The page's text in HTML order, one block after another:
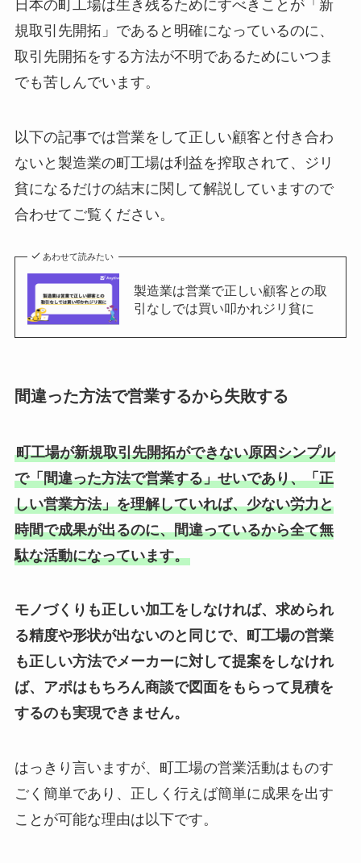
日本の町工場は生き残るためにすべきことが「新
規取引先開拓」であると明確になっているのに、
取引先開拓をする方法が不明であるためにいつま
でも苦しんでいます。
以下の記事では営業をして正しい顧客と付き合わ
ないと製造業の町工場は利益を搾取されて、ジリ
貧になるだけの結末に関して解説していますので
合わせてご覧ください。
あわせて読みたい
製造業は営業で正しい顧客との取
引なしでは買い叩かれジリ貧に
間違った方法で営業するから失敗する
町工場が新規取引先開拓ができない原因シンプル
で「間違った方法で営業する」せいであり、「正
しい営業方法」を理解していれば、少ない労力と
時間で成果が出るのに、間違っているから全て無
駄な活動になっています。
モノづくりも正しい加工をしなければ、求められ
る精度や形状が出ないのと同じで、町工場の営業
も正しい方法でメーカーに対して提案をしなけれ
ば、アポはもちろん商談で図面をもらって見積を
するのも実現できません。
はっきり言いますが、町工場の営業活動はものす
ごく簡単であり、正しく行えば簡単に成果を出す
ことが可能な理由は以下です。